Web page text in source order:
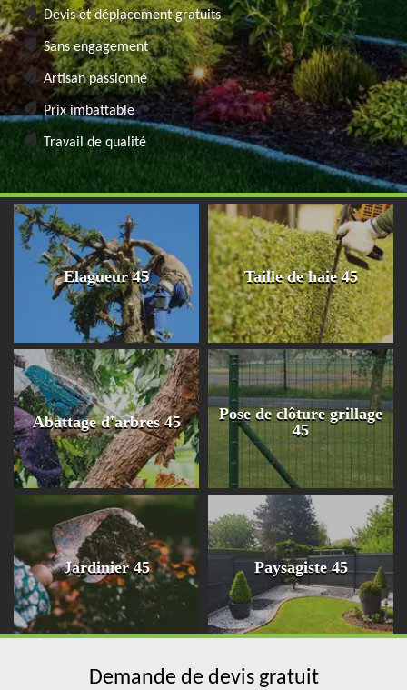
Devis et déplacement gratuits
Sans engagement
Artisan passionné
Prix imbattable
Travail de qualité
Elagueur 45 Taille de haie 45
Abattage d'arbres 45
Pose de clôture grillage
45
Jardinier 45 Paysagiste 45
Demande de devis gratuit